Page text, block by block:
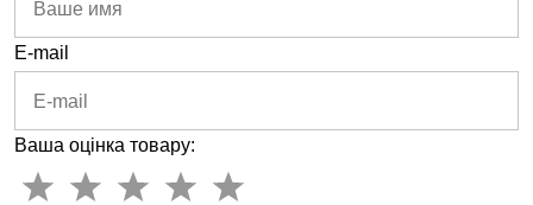
E-mail
Ваша оцінка товару: